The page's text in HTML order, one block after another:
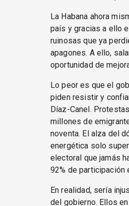
La Habana ahora
país y gracias a ello
ruinosas que ya
apagones. A ello,
oportunidad de
Lo peor es que el
piden resistir y
Díaz-Canel.
millones de
noventa. El alza del
energética solo
electoral que jamás
92% de participación
En realidad, sería
del gobierno. Ellos